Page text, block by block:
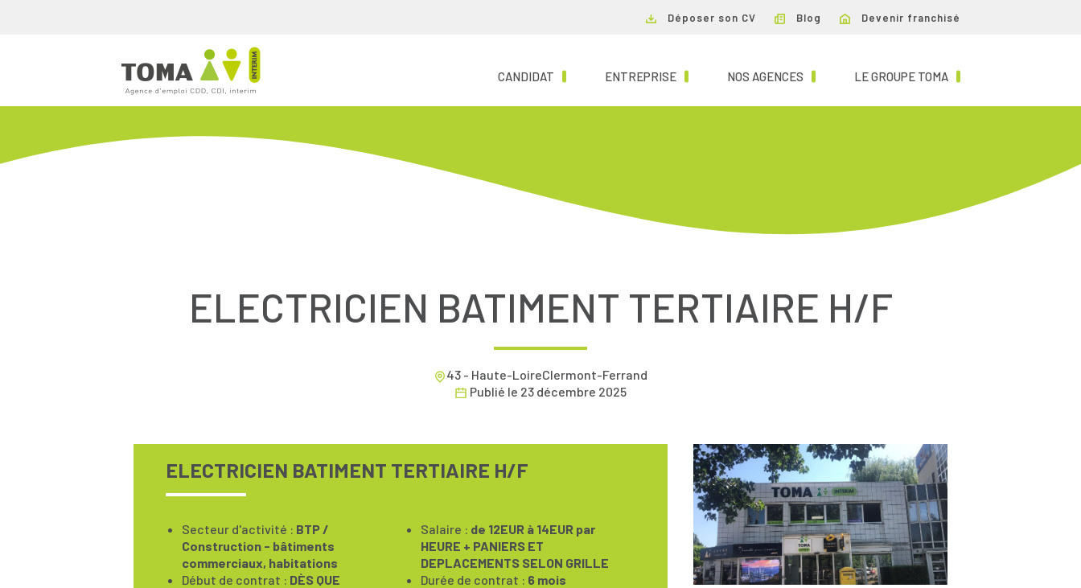
Déposer son CV Blog Devenir franchisé
CANDIDAT (CURRENT)ENTREPRISE(CURRENT)NOS AGENCES (CURRENT)LE GROUPE TOMA (CURRENT)
ELECTRICIEN BATIMENT TERTIAIRE H/F
43 - Haute-LoireClermont-Ferrand
Publié le 23 décembre 2025
ELECTRICIEN BATIMENT TERTIAIRE H/F
Secteur d'activité : BTP /
Construction - bâtiments
commerciaux, habitations
Début de contrat : DÈS QUE
Salaire : de 12EUR à 14EUR par
HEURE + PANIERS ET
DEPLACEMENTS SELON GRILLE
Durée de contrat : 6 mois